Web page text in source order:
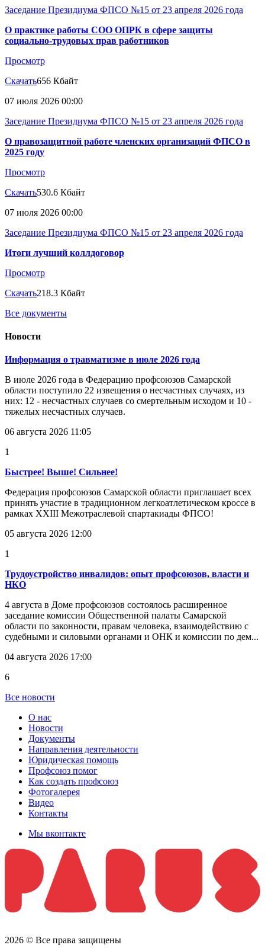
Заседание Президиума ФПСО №15 от 23 апреля 2026 года
О практике работы СОО ОПРК в сфере защиты
социально-трудовых прав работников
Просмотр
Скачать656 Кбайт
07 июля 2026 00:00
Заседание Президиума ФПСО №15 от 23 апреля 2026 года
О правозащитной работе членских организаций ФПСО в
2025 году
Просмотр
Скачать530.6 Кбайт
07 июля 2026 00:00
Заседание Президиума ФПСО №15 от 23 апреля 2026 года
Итоги лучший коллдоговор
Просмотр
Скачать218.3 Кбайт
Все документы
Новости
Информация о травматизме в июле 2026 года
В июле 2026 года в Федерацию профсоюзов Самарской
области поступило 22 извещения о несчастных случаях, из
них: 12 - несчастных случаев со смертельным исходом и 10 -
тяжелых несчастных случаев.
06 августа 2026 11:05
1
Быстрее! Выше! Сильнее!
Федерация профсоюзов Самарской области приглашает всех
принять участие в традиционном легкоатлетическом кроссе в
рамках XXIII Межотраслевой спартакиады ФПСО!
05 августа 2026 12:00
1
Трудоустройство инвалидов: опыт профсоюзов, власти и
НКО
4 августа в Доме профсоюзов состоялось расширенное
заседание комиссии Общественной палаты Самарской
области по законности, правам человека, взаимодействию с
судебными и силовыми органами и ОНК и комиссии по дем...
04 августа 2026 17:00
6
Все новости
О нас
Новости
Документы
Направления деятельности
Юридическая помощь
Профсоюз помог
Как создать профсоюз
Фотогалерея
Видео
Контакты
Мы вконтакте
2026 © Все права защищены